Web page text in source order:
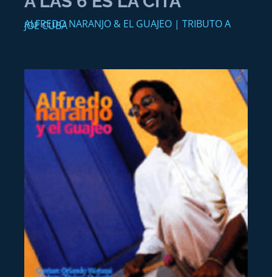
ALFREDO NARANJO & EL GUAJEO | TRIBUTO A
JOE CUBA